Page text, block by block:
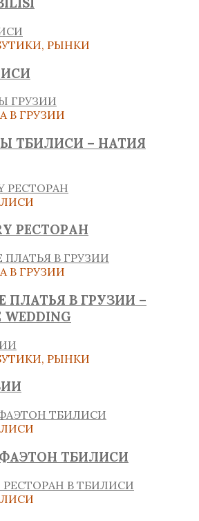
РЫНКИ
В ГРУЗИИ
ТБИЛИСИ – НАТИЯ
РЕСТОРАН
В ГРУЗИИ
ПЛАТЬЯ В ГРУЗИИ –
WEDDING
РЫНКИ
ТБИЛИСИ